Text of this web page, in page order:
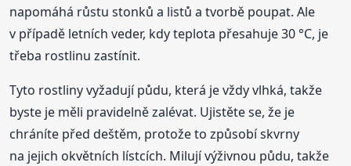
napomáhá růstu stonků a listů a tvorbě poupat. Ale
v případě letních veder, kdy teplota přesahuje 30 °C, je
třeba rostlinu zastínit.
Tyto rostliny vyžadují půdu, která je vždy vlhká, takže
byste je měli pravidelně zalévat. Ujistěte se, že je
chráníte před deštěm, protože to způsobí skvrny
na jejich okvětních lístcích. Milují výživnou půdu, takže